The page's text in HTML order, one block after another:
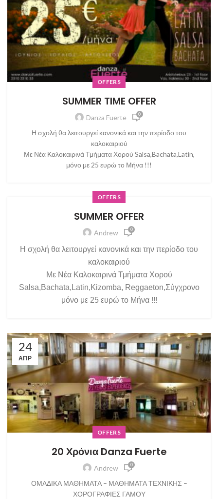
OFFERS
SUMMER TIME OFFER
Danza Fuerte 0
Η σχολή θα λειτουργεί κανονικά και την περίοδο του
καλοκαιριού
Με Νέα Καλοκαιρινά Τμήματα Χορού Salsa,Bachata,Latin,
μόνο με 25 ευρώ το Μήνα !!!
OFFERS
SUMMER OFFER
Andrew 0
Η σχολή θα λειτουργεί κανονικά και την περίοδο του
καλοκαιριού
Με Νέα Καλοκαιρινά Τμήματα Χορού
Salsa,Bachata,Latin,Kizomba, Reggaeton,Σύγχρονο
μόνο με 25 ευρώ το Μήνα !!!
24
ΑΠΡ
OFFERS
20 Χρόνια Danza Fuerte
Andrew 0
ΟΜΑΔΙΚΑ ΜΑΘΗΜΑΤΑ – ΜΑΘΗΜΑΤΑ ΤΕΧΝΙΚΗΣ –
ΧΟΡΟΓΡΑΦΙΕΣ ΓΑΜΟΥ